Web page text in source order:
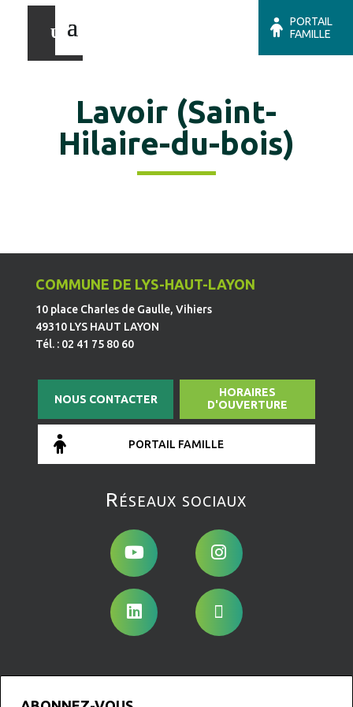
PORTAIL
FAMILLE
Lavoir (Saint-
Hilaire-du-bois)
COMMUNE DE LYS-HAUT-LAYON
10 place Charles de Gaulle, Vihiers
49310 LYS HAUT LAYON
Tél. : 02 41 75 80 60
NOUS CONTACTER
HORAIRES
D'OUVERTURE
PORTAIL FAMILLE
Réseaux sociaux